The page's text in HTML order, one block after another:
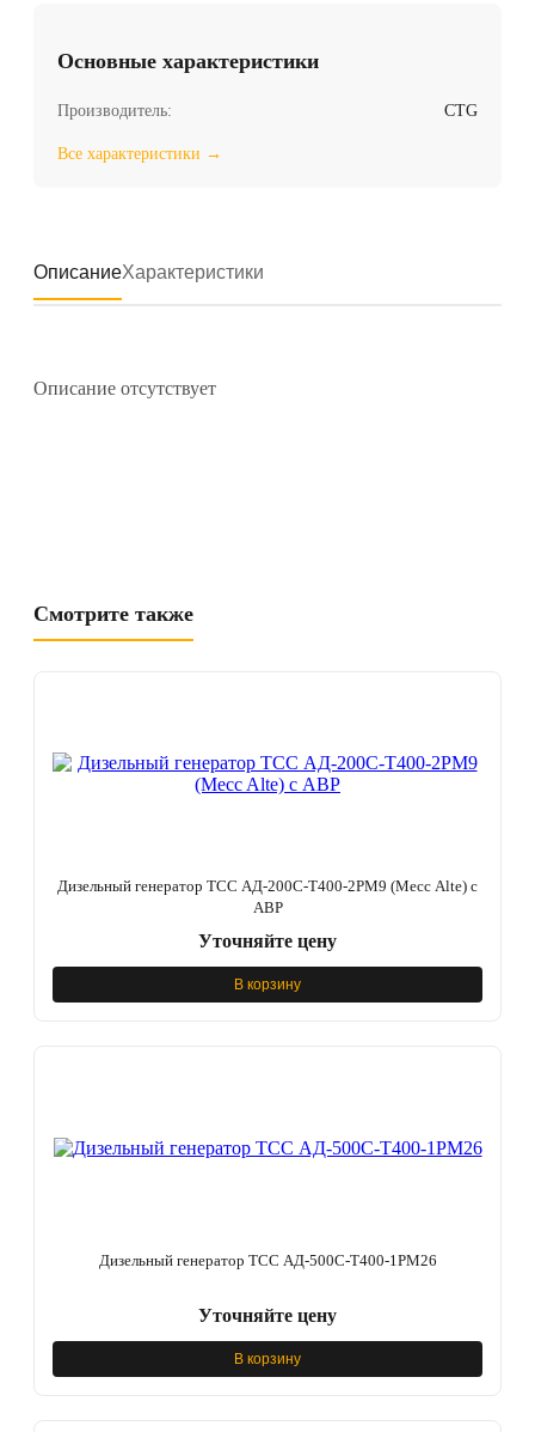
Основные характеристики
Производитель: CTG
Все характеристики →
ОписаниеХарактеристики
Описание отсутствует
Смотрите также
Дизельный генератор ТСС АД-200С-Т400-2РМ9 (Mecc Alte) c
АВР
Уточняйте цену
В корзину
Дизельный генератор ТСС АД-500С-Т400-1РМ26
Уточняйте цену
В корзину